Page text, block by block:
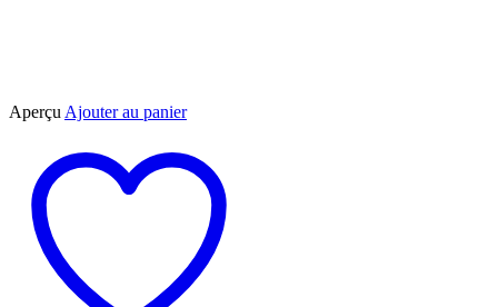
Aperçu Ajouter au panier